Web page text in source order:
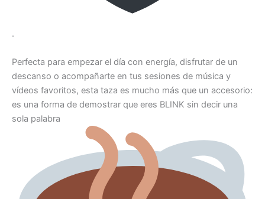
.
Perfecta para empezar el día con energía, disfrutar de un
descanso o acompañarte en tus sesiones de música y
vídeos favoritos, esta taza es mucho más que un accesorio:
es una forma de demostrar que eres BLINK sin decir una
sola palabra